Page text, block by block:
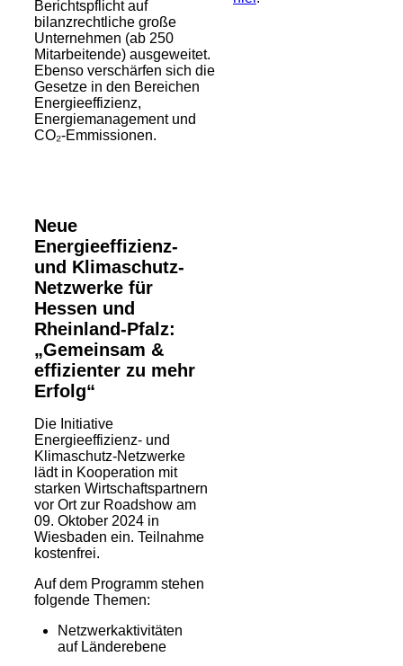
Berichtspflicht auf
bilanzrechtliche große
Unternehmen (ab 250
Mitarbeitende) ausgeweitet.
Ebenso verschärfen sich die
Gesetze in den Bereichen
Energieeffizienz,
Energiemanagement und
CO₂-Emmissionen.
Neue
Energieeffizienz-
und Klimaschutz-
Netzwerke für
Hessen und
Rheinland-Pfalz:
„Gemeinsam &
effizienter zu mehr
Erfolg“
Die Initiative
Energieeffizienz- und
Klimaschutz-Netzwerke
lädt in Kooperation mit
starken Wirtschaftspartnern
vor Ort zur Roadshow am
09. Oktober 2024 in
Wiesbaden ein. Teilnahme
kostenfrei.
Auf dem Programm stehen
folgende Themen:
Netzwerkaktivitäten
auf Länderebene